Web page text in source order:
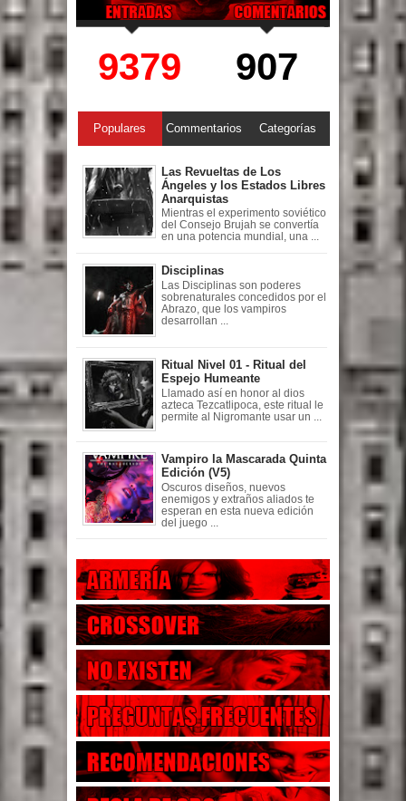
9379 907
Populares Commentarios Categorías
Las Revueltas de Los
Ángeles y los Estados Libres
Anarquistas
Mientras el experimento soviético
del Consejo Brujah se convertía
en una potencia mundial, una ...
Disciplinas
Las Disciplinas son poderes
sobrenaturales concedidos por el
Abrazo, que los vampiros
desarrollan ...
Ritual Nivel 01 - Ritual del
Espejo Humeante
Llamado así en honor al dios
azteca Tezcatlipoca, este ritual le
permite al Nigromante usar un ...
Vampiro la Mascarada Quinta
Edición (V5)
Oscuros diseños, nuevos
enemigos y extraños aliados te
esperan en esta nueva edición
del juego ...